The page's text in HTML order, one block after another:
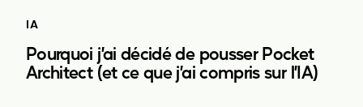
IA
Pourquoi j’ai décidé de pousser Pocket
Architect (et ce que j’ai compris sur l’IA)